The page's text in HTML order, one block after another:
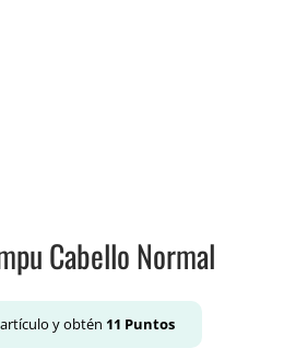
Cabello Normal
y obtén 11 Puntos